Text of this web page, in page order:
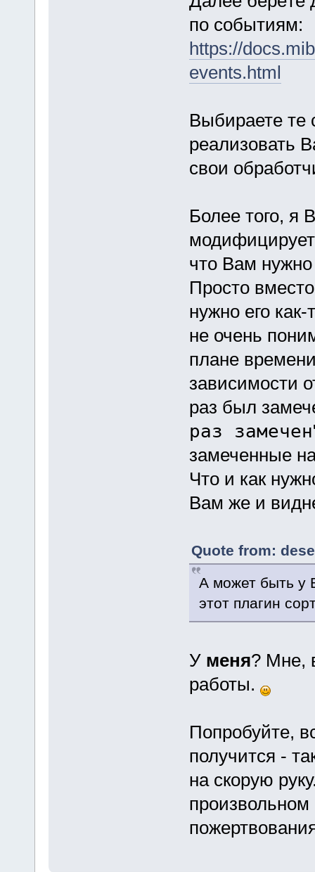
по событиям:
https://
events.html
Выбираете те
реализовать
свои
Более того, я
модифицирует
что Вам
Просто
нужно его
не очень
плане
зависимости
раз был
раз замечен
замеченные
Что и как
Вам же и
Quote from:
А может быть у
этот плагин
У меня? Мне,
работы.
Попробуйте,
получится -
на скорую
произвольном